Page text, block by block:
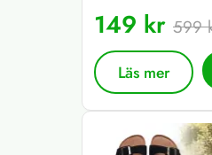
149 kr 599
Läs mer